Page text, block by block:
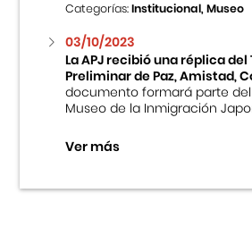
Categorías:Institucional, Museo
03/10/2023
La APJ recibió una réplica
Preliminar de Paz, Amistad,
documento formará parte
Museo de la Inmigración
Ver más